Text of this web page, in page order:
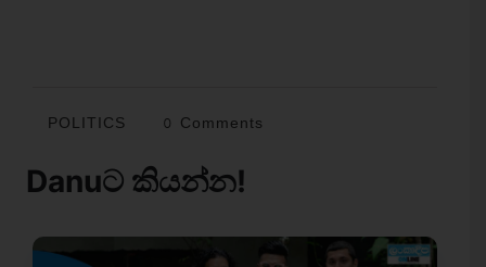
POLITICS 0 Comments